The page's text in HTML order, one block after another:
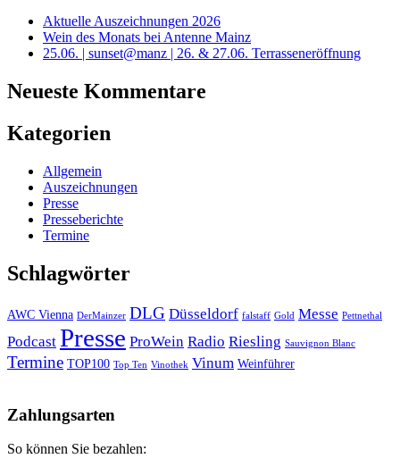
Aktuelle Auszeichnungen 2026
Wein des Monats bei Antenne Mainz
25.06. | sunset@manz | 26. & 27.06. Terrasseneröffnung
Neueste Kommentare
Kategorien
Allgemein
Auszeichnungen
Presse
Presseberichte
Termine
Schlagwörter
AWC Vienna DerMainzer DLG Düsseldorf falstaff Gold Messe Pettnethal
Podcast Presse ProWein Radio Riesling Sauvignon Blanc
Termine TOP100 Top Ten Vinothek Vinum Weinführer
oben
Zahlungsarten
So können Sie bezahlen: